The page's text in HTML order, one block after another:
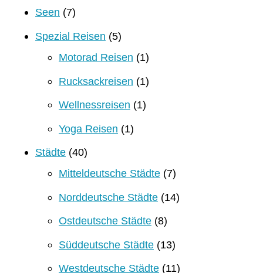
Seen (7)
Spezial Reisen (5)
Motorad Reisen (1)
Rucksackreisen (1)
Wellnessreisen (1)
Yoga Reisen (1)
Städte (40)
Mitteldeutsche Städte (7)
Norddeutsche Städte (14)
Ostdeutsche Städte (8)
Süddeutsche Städte (13)
Westdeutsche Städte (11)